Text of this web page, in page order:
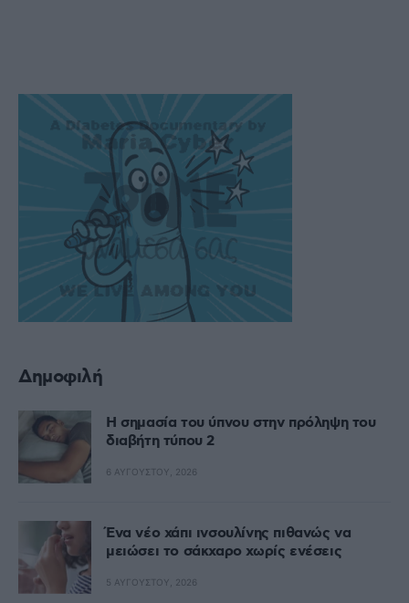
Δημοφιλή
Η σημασία του ύπνου στην πρόληψη του
διαβήτη τύπου 2
6 ΑΥΓΟΎΣΤΟΥ, 2026
Ένα νέο χάπι ινσουλίνης πιθανώς να
μειώσει το σάκχαρο χωρίς ενέσεις
5 ΑΥΓΟΎΣΤΟΥ, 2026